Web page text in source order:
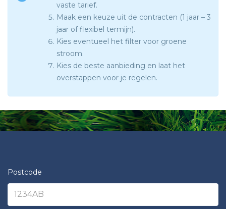
vaste tarief.
Maak een keuze uit de contracten (1 jaar – 3
jaar of flexibel termijn).
Kies eventueel het filter voor groene
stroom.
Kies de beste aanbieding en laat het
overstappen voor je regelen.
Postcode